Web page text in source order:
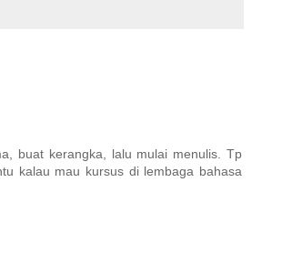
buat kerangka, lalu mulai menulis. Tp
kalau mau kursus di lembaga bahasa